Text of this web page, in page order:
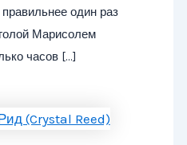
один раз
Марисолем
часов […]